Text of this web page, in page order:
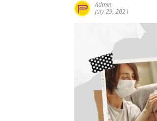
Admin
July 29, 2021